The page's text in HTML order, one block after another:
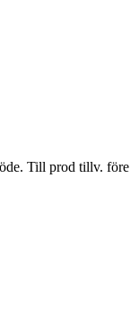
Till prod tillv. före